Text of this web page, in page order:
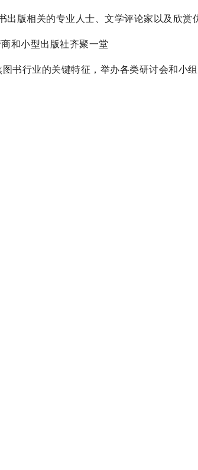
相关的专业人士、文学评论家以及欣赏
和小型出版社齐聚一堂
行业的关键特征，举办各类研讨会和小